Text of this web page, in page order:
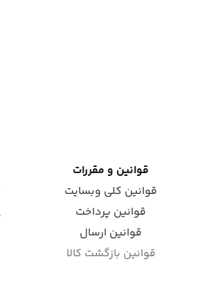
قوانین و مقررات
قوانین کلی وبسایت
قوانین پرداخت
قوانین ارسال
قوانین بازگشت کالا